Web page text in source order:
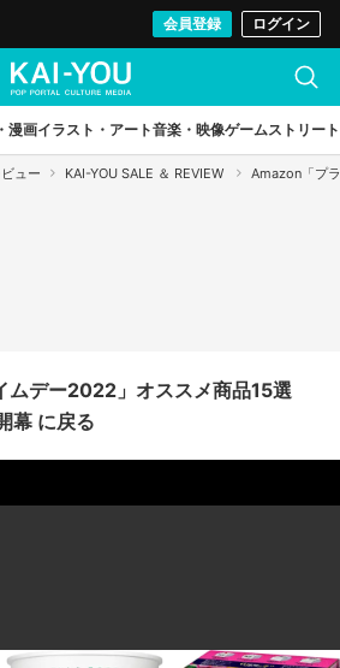
会員登録 ログイン
漫画イラスト・アート音楽・映像ゲームストリート
ュー KAI-YOU SALE ＆ REVIEW Amazon「プ
ムデー2022」オススメ商品15選
幕 に戻る